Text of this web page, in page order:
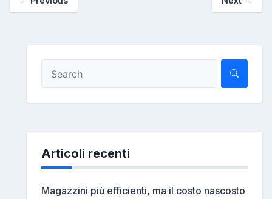
Articoli recenti
Magazzini più efficienti, ma il costo nascosto